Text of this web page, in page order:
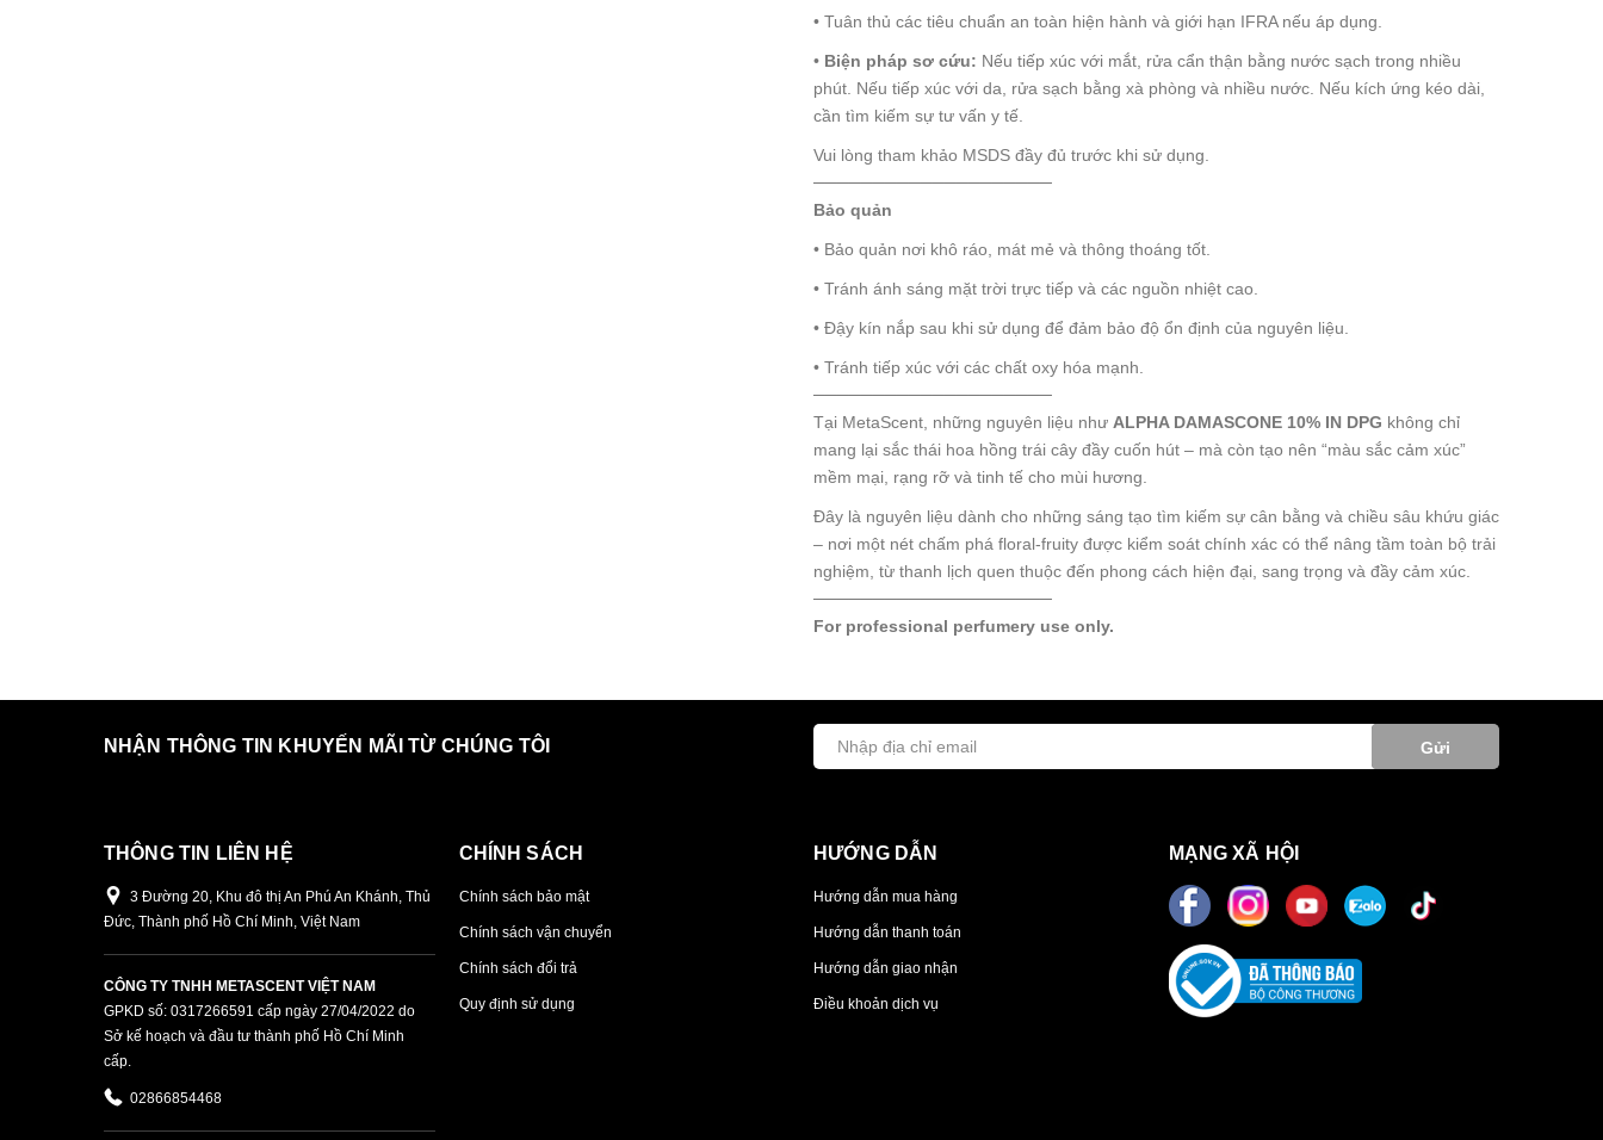
• Tuân thủ các tiêu chuẩn an toàn hiện hành và giới hạn IFRA nếu áp dụng.
• Biện pháp sơ cứu: Nếu tiếp xúc với mắt, rửa cẩn thận bằng nước sạch trong nhiều
phút. Nếu tiếp xúc với da, rửa sạch bằng xà phòng và nhiều nước. Nếu kích ứng kéo dài,
cần tìm kiếm sự tư vấn y tế.
Vui lòng tham khảo MSDS đầy đủ trước khi sử dụng.
────────────────────
Bảo quản
• Bảo quản nơi khô ráo, mát mẻ và thông thoáng tốt.
• Tránh ánh sáng mặt trời trực tiếp và các nguồn nhiệt cao.
• Đậy kín nắp sau khi sử dụng để đảm bảo độ ổn định của nguyên liệu.
• Tránh tiếp xúc với các chất oxy hóa mạnh.
────────────────────
Tại MetaScent, những nguyên liệu như ALPHA DAMASCONE 10% IN DPG không chỉ
mang lại sắc thái hoa hồng trái cây đầy cuốn hút – mà còn tạo nên “màu sắc cảm xúc”
mềm mại, rạng rỡ và tinh tế cho mùi hương.
Đây là nguyên liệu dành cho những sáng tạo tìm kiếm sự cân bằng và chiều sâu khứu giác
– nơi một nét chấm phá floral-fruity được kiểm soát chính xác có thể nâng tầm toàn bộ trải
nghiệm, từ thanh lịch quen thuộc đến phong cách hiện đại, sang trọng và đầy cảm xúc.
────────────────────
For professional perfumery use only.
NHẬN THÔNG TIN KHUYẾN MÃI TỪ CHÚNG TÔI Gửi
THÔNG TIN LIÊN HỆ
3 Đường 20, Khu đô thị An Phú An Khánh, Thủ
Đức, Thành phố Hồ Chí Minh, Việt Nam
CÔNG TY TNHH METASCENT VIỆT NAM
GPKD số: 0317266591 cấp ngày 27/04/2022 do
Sở kế hoạch và đầu tư thành phố Hồ Chí Minh
cấp.
02866854468
CHÍNH SÁCH
Chính sách bảo mật
Chính sách vận chuyển
Chính sách đổi trả
Quy định sử dụng
HƯỚNG DẪN
Hướng dẫn mua hàng
Hướng dẫn thanh toán
Hướng dẫn giao nhận
Điều khoản dịch vụ
MẠNG XÃ HỘI